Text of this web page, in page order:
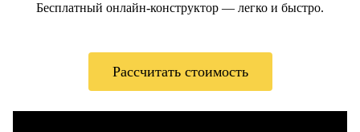
Бесплатный онлайн-конструктор — легко и быстро.
Рассчитать стоимость